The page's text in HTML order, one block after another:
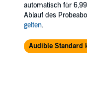
automatisch für
Ablauf des
gelten.
Audible Standard